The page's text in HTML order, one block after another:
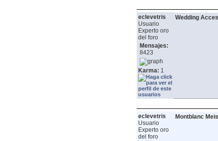
eclevetris
Usuario
Experto oro
del foro
Mensajes:
8423
Karma: 1
Wedding
eclevetris
Usuario
Experto oro
del foro
Montblanc